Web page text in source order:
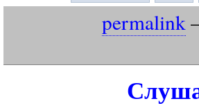
permalink